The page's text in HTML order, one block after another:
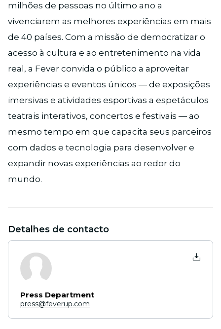
milhões de pessoas no último ano a
vivenciarem as melhores experiências em mais
de 40 países. Com a missão de democratizar o
acesso à cultura e ao entretenimento na vida
real, a Fever convida o público a aproveitar
experiências e eventos únicos — de exposições
imersivas e atividades esportivas a espetáculos
teatrais interativos, concertos e festivais — ao
mesmo tempo em que capacita seus parceiros
com dados e tecnologia para desenvolver e
expandir novas experiências ao redor do
mundo.
Detalhes de contacto
Press Department
press@feverup.com